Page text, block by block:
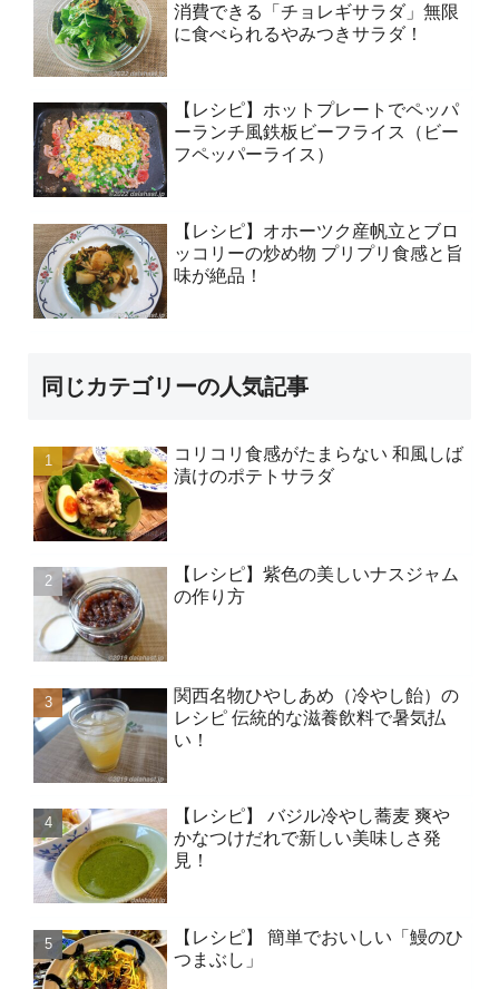
消費できる「チョレギサラダ」無限
に食べられるやみつきサラダ！
【レシピ】ホットプレートでペッパ
ーランチ風鉄板ビーフライス（ビー
フペッパーライス）
【レシピ】オホーツク産帆立とブロ
ッコリーの炒め物 プリプリ食感と旨
味が絶品！
同じカテゴリーの人気記事
コリコリ食感がたまらない 和風しば
漬けのポテトサラダ
【レシピ】紫色の美しいナスジャム
の作り方
関西名物ひやしあめ（冷やし飴）の
レシピ 伝統的な滋養飲料で暑気払
い！
【レシピ】 バジル冷やし蕎麦 爽や
かなつけだれで新しい美味しさ発
見！
【レシピ】 簡単でおいしい「鰻のひ
つまぶし」